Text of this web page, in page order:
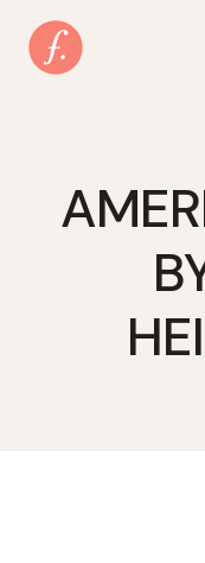
Inhalt
springen